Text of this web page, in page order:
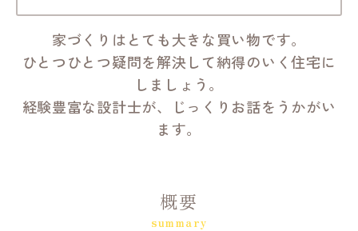
家づくりはとても大きな買い物です。
ひとつひとつ疑問を解決して納得のいく住宅に
しましょう。
経験豊富な設計士が、じっくりお話をうかがい
ます。
概要
summary